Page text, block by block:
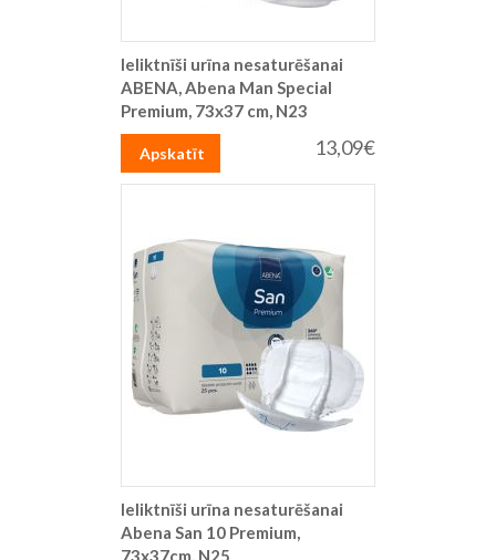
Ieliktnīši urīna nesaturēšanai
ABENA, Abena Man Special
Premium, 73x37 cm, N23
13,09€
Apskatīt
Ieliktnīši urīna nesaturēšanai
Abena San 10 Premium,
73x37cm, N25